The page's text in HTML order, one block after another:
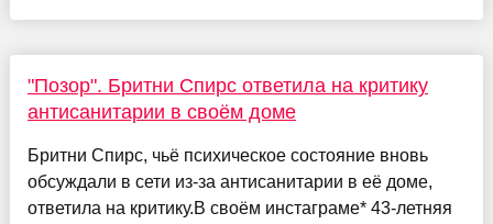
"Позор". Бритни Спирс ответила на критику
антисанитарии в своём доме
Бритни Спирс, чьё психическое состояние вновь
обсуждали в сети из-за антисанитарии в её доме,
ответила на критику.В своём инстаграме* 43-летняя